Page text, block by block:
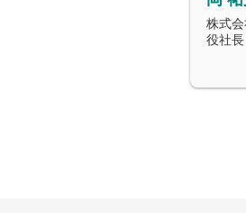
株式
役社長